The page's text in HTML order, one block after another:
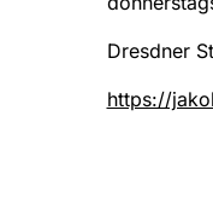
Dresdner
https://